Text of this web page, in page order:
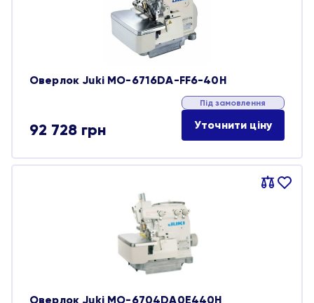
Оверлок Juki MO-6716DA-FF6-40H
92 728 грн
Під замовлення
Уточнити ціну
Порівняти
В
Оверлок Juki MO-6704DA0E440H